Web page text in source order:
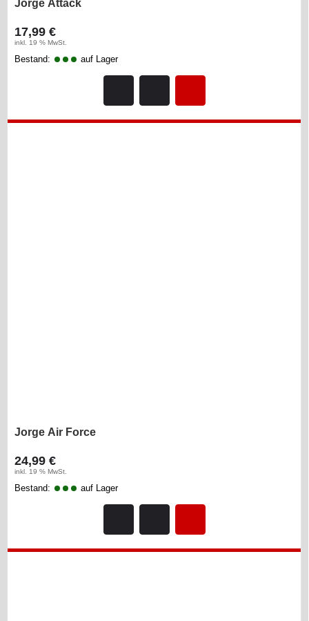
Jorge Attack
17,99 €
inkl. 19 % MwSt.
Bestand: auf Lager
Jorge Air Force
24,99 €
inkl. 19 % MwSt.
Bestand: auf Lager